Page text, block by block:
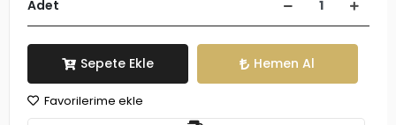
Adet
Sepete Ekle Hemen Al
Favorilerime ekle